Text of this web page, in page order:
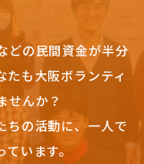
どの民間資金が半分
たも大阪ボランティ
せんか？
ちの活動に、一人で
ています。